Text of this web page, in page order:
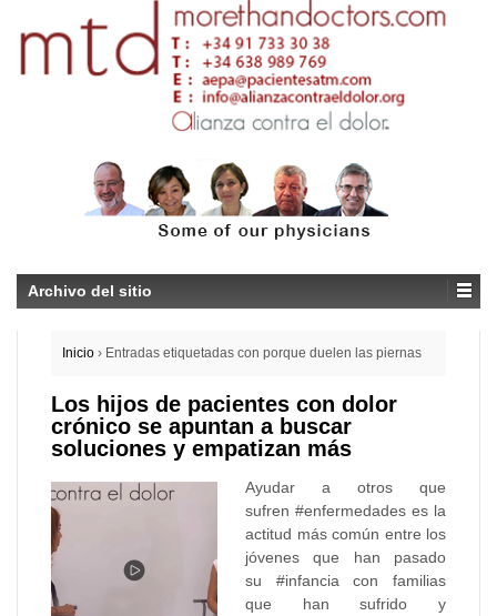
Archivo del sitio
Inicio › Entradas etiquetadas con porque duelen las piernas
Los hijos de pacientes con dolor
crónico se apuntan a buscar
soluciones y empatizan más
Ayudar a otros que
sufren #enfermedades es la
actitud más común entre los
jóvenes que han pasado
su #infancia con familias
que han sufrido y